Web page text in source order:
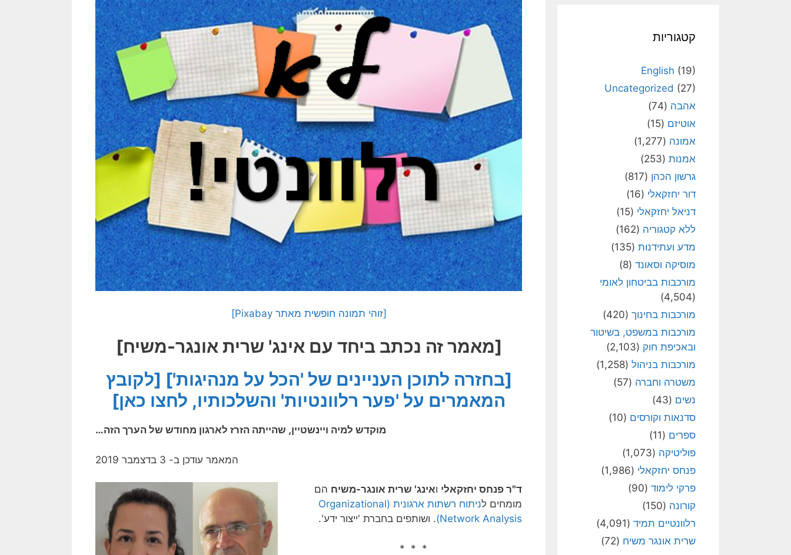
[זוהי תמונה חופשית מאתר Pixabay]
[מאמר זה נכתב ביחד עם אינג' שרית אונגר-משיח]
[בחזרה לתוכן העניינים של 'הכל על מנהיגות'] [לקובץ
המאמרים על 'פער רלוונטיות' והשלכותיו, לחצו כאן]
מוקדש למיה ויינשטיין, שהייתה הזרז לארגון מחודש של הערך הזה…
המאמר עודכן ב- 3 בדצמבר 2019
ד"ר פנחס יחזקאלי ואינג' שרית אונגר-משיח הם
מומחים לניתוח רשתות ארגונית (Organizational
Network Analysis) . ושותפים בחברת 'ייצור ידע'.
* * *
קטגוריות
English (19)
Uncategorized (27)
אהבה (74)
אוטיזם (15)
אמונה (1,277)
אמנות (253)
גרשון הכהן (817)
דור יחזקאלי (16)
דניאל יחזקאלי (15)
ללא קטגוריה (162)
מדע ועתידנות (135)
מוסיקה וסאונד (8)
מורכבות בביטחון לאומי
(4,504)
מורכבות בחינוך (420)
מורכבות במשפט, בשיטור
ובאכיפת חוק (2,103)
מורכבות בניהול (1,258)
משטרה וחברה (57)
נשים (43)
סדנאות וקורסים (10)
ספרים (11)
פוליטיקה (1,073)
פנחס יחזקאלי (1,986)
פרקי לימוד (90)
קורונה (150)
רלוונטיים תמיד (4,091)
שרית אונגר משיח (72)